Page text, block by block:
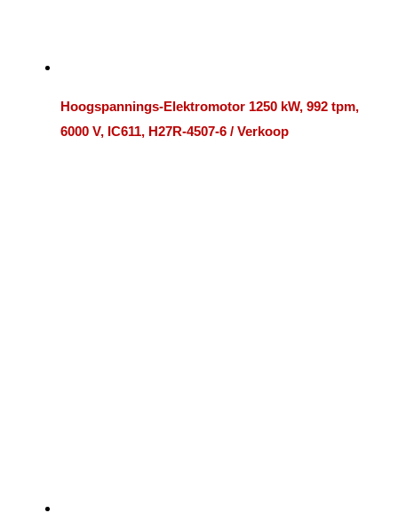
Hoogspannings-Elektromotor 1250 kW, 992 tpm,
6000 V, IC611, H27R-4507-6 / Verkoop